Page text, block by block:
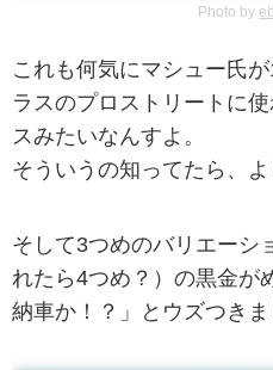
Photo by
これも何気にマシュー氏
ラスのプロストリートに
スみたいなんすよ。
そういうの知ってたら、
そして3つめのバリエーシ
れたら4つめ？）の黒金が
納車か！？」とウズつきま